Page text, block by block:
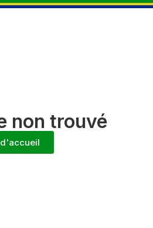
non trouvé